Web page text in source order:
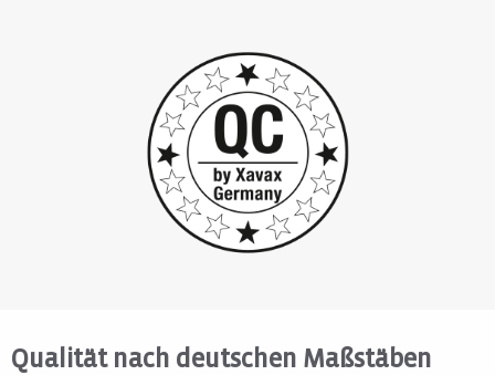
Qualität nach deutschen Maßstäben